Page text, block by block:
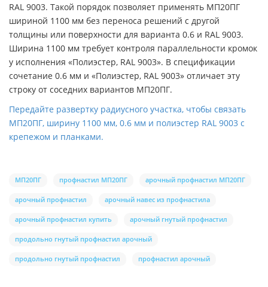
RAL 9003. Такой порядок позволяет применять МП20ПГ
шириной 1100 мм без переноса решений с другой
толщины или поверхности для варианта 0.6 и RAL 9003.
Ширина 1100 мм требует контроля параллельности кромок
у исполнения «Полиэстер, RAL 9003». В спецификации
сочетание 0.6 мм и «Полиэстер, RAL 9003» отличает эту
строку от соседних вариантов МП20ПГ.
Передайте развертку радиусного участка, чтобы связать
МП20ПГ, ширину 1100 мм, 0.6 мм и полиэстер RAL 9003 с
крепежом и планками.
МП20ПГ профнастил МП20ПГ арочный профнастил МП20ПГ
арочный профнастил арочный навес из профнастила
арочный профнастил купить арочный гнутый профнастил
продольно гнутый профнастил арочный
продольно гнутый профнастил профнастил арочный